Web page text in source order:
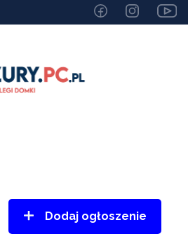
Dodaj ogłoszenie